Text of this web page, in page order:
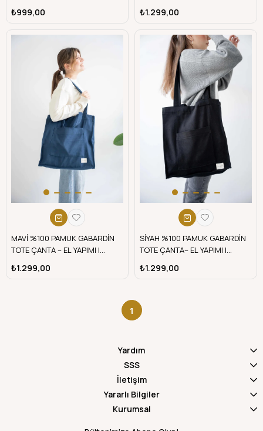
₺999,00
Trendi | telafabric
₺1.299,00
MAVİ %100 PAMUK GABARDİN
TOTE ÇANTA – EL YAPIMI |
₺1.299,00
SİYAH %100 PAMUK GABARDİN
TOTE ÇANTA– EL YAPIMI |
₺1.299,00
1
Yardım
SSS
İletişim
Yararlı Bilgiler
Kurumsal